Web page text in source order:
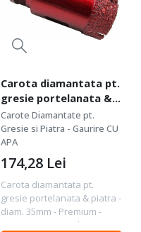
Carota diamantata pt.
gresie portelanata &
piatra - diam. 35mm -
Premium -
DXDH.80408.35
Carote Diamantate pt.
Gresie si Piatra - Gaurire CU
APA
Carota diamantata pt.
gresie portelanata & piatra -
diam. 35mm - Premium -
DXDH.80408.35 Calitate :
174,28 Lei